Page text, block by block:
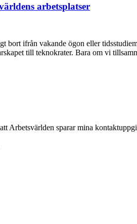
arbetsplatser
bort ifrån vakande ögon eller
till teknokrater. Bara om vi
Arbetsvärlden sparar mina